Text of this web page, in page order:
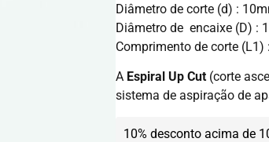
Diâmetro de corte (d) :
Diâmetro de encaixe (D) :
Comprimento de corte (L1)
A Espiral Up Cut (corte
sistema de aspiração de
10% desconto acima de